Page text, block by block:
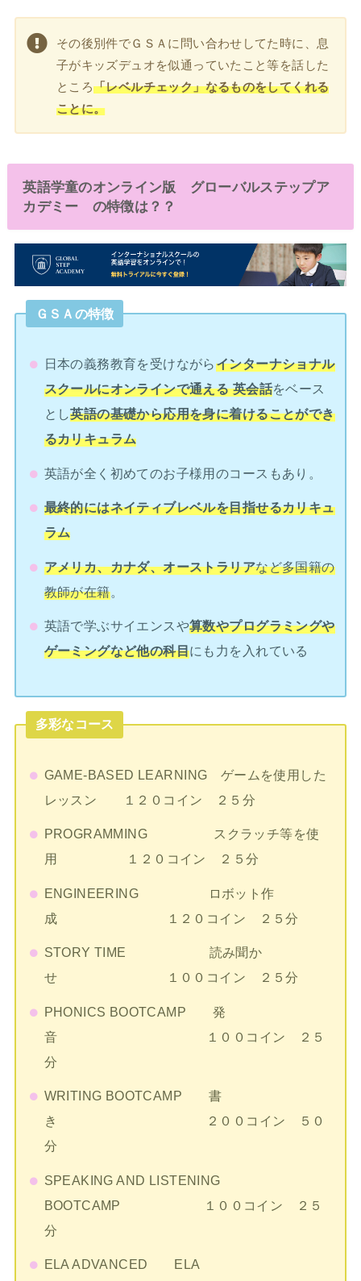
その後別件でＧＳＡに問い合わせしてた時に、息
子がキッズデュオを似通っていたこと等を話した
ところ「レベルチェック」なるものをしてくれる
ことに。
英語学童のオンライン版 グローバルステップア
カデミー の特徴は？？
ＧＳＡの特徴
日本の義務教育を受けながらインターナショナル
スクールにオンラインで通える 英会話をベース
とし英語の基礎から応用を身に着けることができ
るカリキュラム
英語が全く初めてのお子様用のコースもあり。
最終的にはネイティブレベルを目指せるカリキュ
ラム
アメリカ、カナダ、オーストラリアなど多国籍の
教師が在籍。
英語で学ぶサイエンスや算数やプログラミングや
ゲーミングなど他の科目にも力を入れている
多彩なコース
GAME-BASED LEARNING ゲームを使用した
レッスン １２０コイン ２５分
PROGRAMMING スクラッチ等を使
用 １２０コイン ２５分
ENGINEERING ロボット作
成 １２０コイン ２５分
STORY TIME 読み聞か
せ １００コイン ２５分
PHONICS BOOTCAMP 発
音 １００コイン ２５
分
WRITING BOOTCAMP 書
き ２００コイン ５０
分
SPEAKING AND LISTENING
BOOTCAMP １００コイン ２５
分
ELA ADVANCED ELA